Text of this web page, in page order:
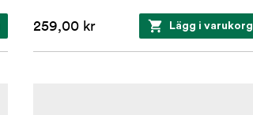
259,00 kr Lägg i varukorg